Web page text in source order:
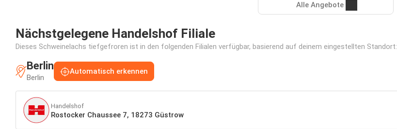
Alle Angebote
Nächstgelegene Handelshof Filiale
Dieses Schweinelachs tiefgefroren ist in den folgenden Filialen verfügbar, basierend auf deinem eingestellten Standort:
Berlin
Berlin
Automatisch erkennen
Handelshof
Rostocker Chaussee 7, 18273 Güstrow